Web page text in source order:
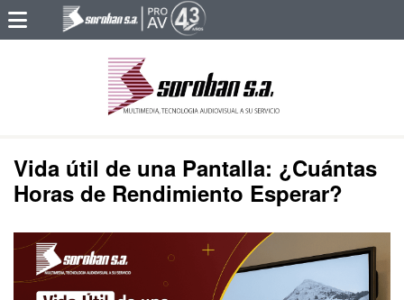
Vida útil de una Pantalla: ¿Cuántas
Horas de Rendimiento Esperar?